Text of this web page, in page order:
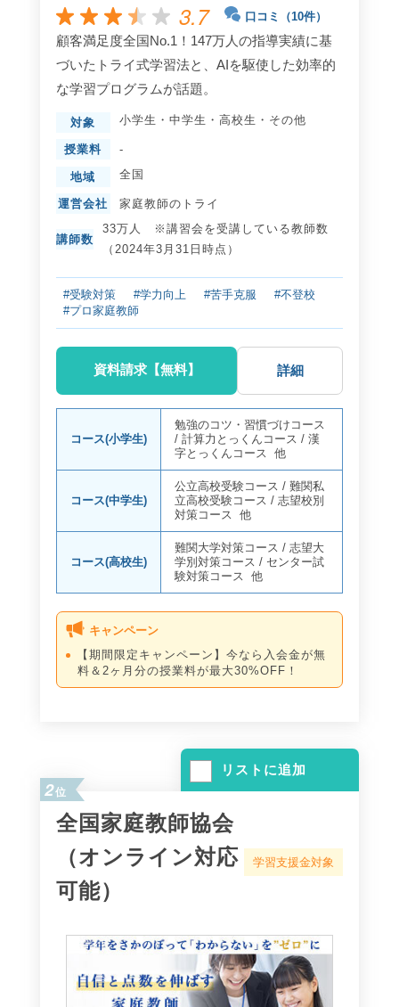
3.7 口コミ（10件）
顧客満足度全国No.1！147万人の指導実績に基
づいたトライ式学習法と、AIを駆使した効率的
な学習プログラムが話題。
対象 小学生 ・ 中学生 ・ 高校生 ・ その他
授業料 -
地域 全国
運営会社 家庭教師のトライ
講師数
33万人 ※講習会を受講している教師数
（2024年3月31日時点）
#受験対策 #学力向上 #苦手克服
#不登校
#プロ家庭教師
資料請求【無料】 詳細
コース(小学生)
勉強のコツ・習慣づけコース
/計算力とっくんコース /漢
字とっくんコース 他
コース(中学生)
公立高校受験コース /難関私
立高校受験コース /志望校別
対策コース 他
コース(高校生)
難関大学対策コース /志望大
学別対策コース /センター試
験対策コース 他
キャンペーン
【期間限定キャンペーン】今なら入会金が無
料＆2ヶ月分の授業料が最大30%OFF！
リストに追加
2位
全国家庭教師協会
（オンライン対応
可能）
学習支援金対象